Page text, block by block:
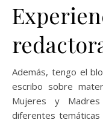
Además, tengo el
escribo sobre
Mujeres y
diferentes